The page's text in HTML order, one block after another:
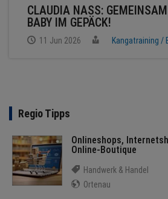
PODCASTS
MEDIEN
CLAUDIA NASS:
BABY IM GEPÄCK!
11 Jun 2026 Kangatraining /
Regio Tipps
Onlineshops,
Online-Boutique
Handwerk & Handel
Ortenau